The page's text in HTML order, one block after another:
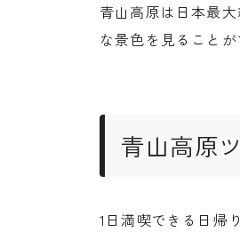
青山高原は日本最
な景色を見ることが
青山高原
1日満喫できる日帰